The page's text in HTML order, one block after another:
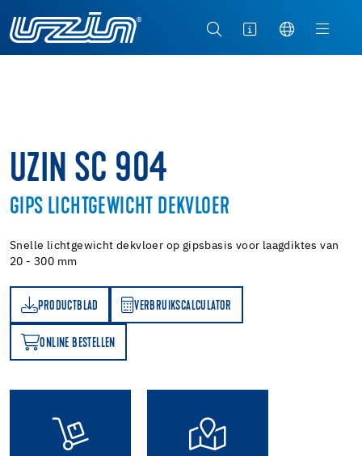
UZIN SC 904
GIPS LICHTGEWICHT DEKVLOER
Snelle lichtgewicht dekvloer op gipsbasis voor laagdiktes van
20 - 300 mm
PRODUCTBLAD VERBRUIKSCALCULATOR
VERBRUIKSCALCULATOR
ONLINE BESTELLEN